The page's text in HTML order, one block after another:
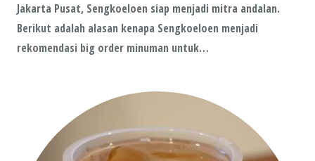
Jakarta Pusat, Sengkoeloen siap menjadi mitra andalan.
Berikut adalah alasan kenapa Sengkoeloen menjadi
rekomendasi big order minuman untuk…